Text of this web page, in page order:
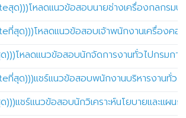
สุด)))โหลดแนวข้อสอบนายช่างเครื่องกลกรมป่
ที่สุด)))โหลดแนวข้อสอบเจ้าพนักงานเครื่องคอ
)))โหลดแนวข้อสอบนักจัดการงานทั่วไปกรมกา
ที่สุด)))แชร์แนวข้อสอบพนักงานบริหารงานทั่วไ
แชร์แนวข้อสอบนักวิเคราะห์นโยบายและแผน